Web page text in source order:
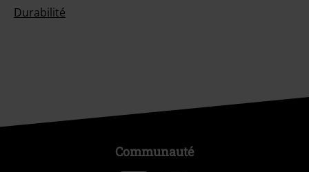
Durabilité
Communauté